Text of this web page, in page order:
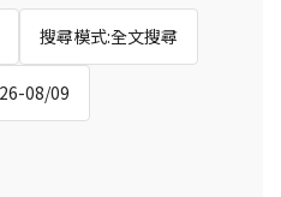
搜尋模式:全文搜尋
08/09